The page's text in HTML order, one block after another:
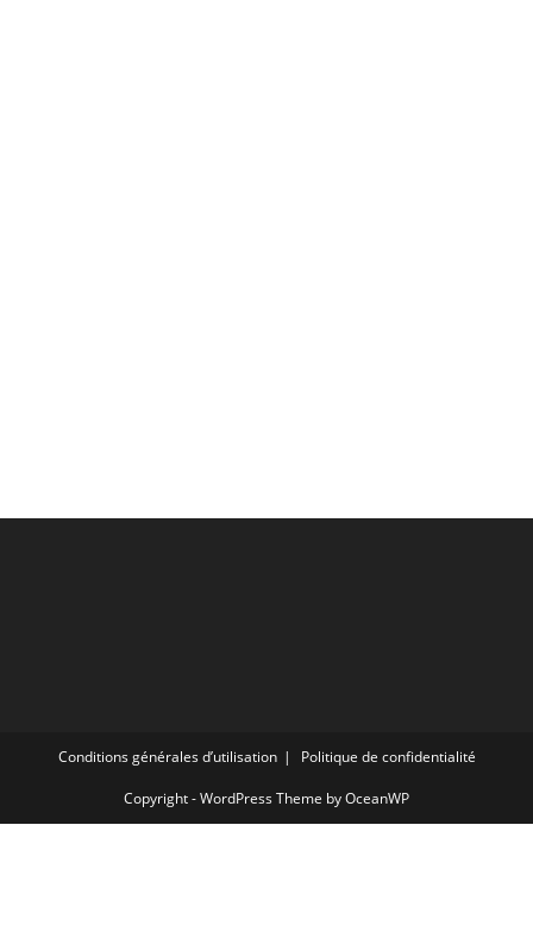
Conditions générales d’utilisation Politique de confidentialité
Copyright - WordPress Theme by OceanWP